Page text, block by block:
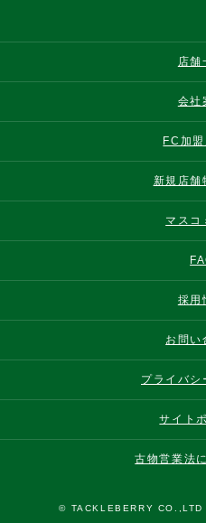
店舗
会社
FC加
新規店舗
マスコ
採用
お問い
プライバシ
サイト
古物営業法
© TACKLEBERRY CO.,LTD